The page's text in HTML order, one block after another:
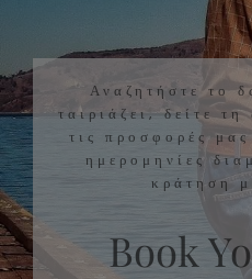
Αναζητήστε το
ταιριάζει, δείτε
τις προσφορές
ημερομηνίες
κράτηση
Book